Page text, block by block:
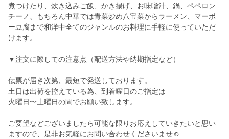
煮つけたり、炊き込みご飯、かき揚げ、お味噌汁、鍋、ペペロン
チーノ、もちろん中華では青菜炒め八宝菜からラーメン、マーボ
ー豆腐まで和洋中全てのジャンルのお料理に手軽に使っていただ
けます。
▼注文に際しての注意点（配送方法や納期指定など）
伝票が届き次第、最短で発送しております。
土日は出荷を控えている為、到着曜日のご指定は
火曜日〜土曜日の間でお願い致します。
ご要望などございましたら可能な限りお応えしていきたいと思い
ますので、是非お気軽にお問い合わせくださいませ☺️